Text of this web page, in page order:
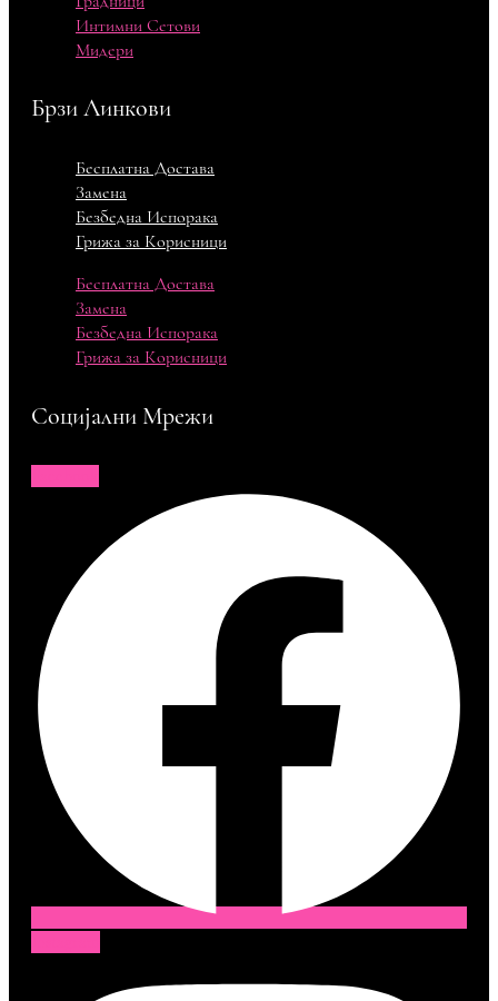
Интимни Сетови
Мидери
Брзи Линкови
Бесплатна Достава
Замена
Безбедна Испорака
Грижа за Корисници
Бесплатна Достава
Замена
Безбедна Испорака
Грижа за Корисници
Социјални Мрежи